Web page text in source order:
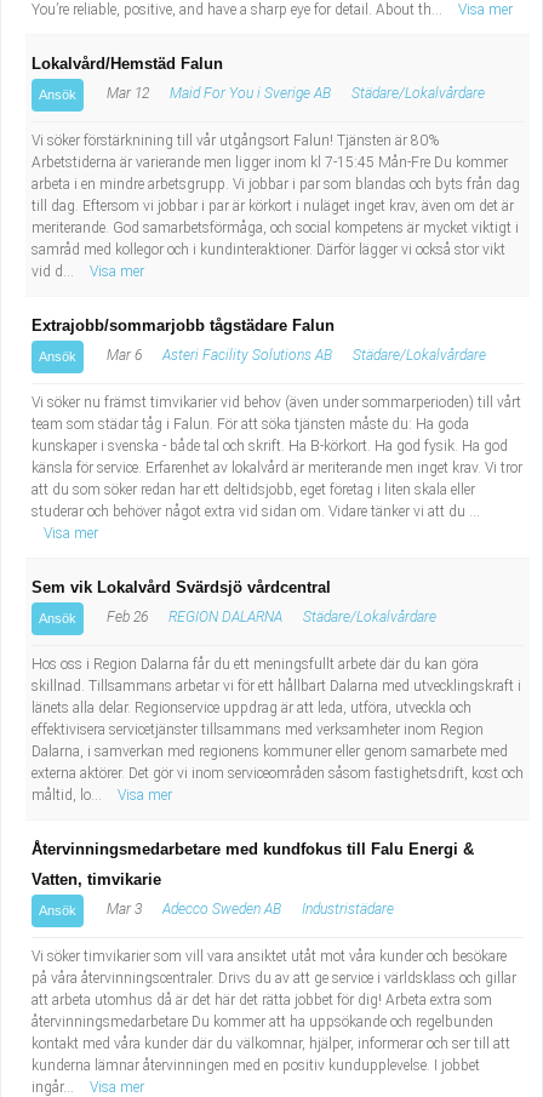
You’re reliable, positive, and have a sharp eye for detail. About th...
Visa mer
Lokalvård/Hemstäd Falun
Ansök Mar 12 Maid For You i Sverige AB Städare/Lokalvårdare
Vi söker förstärknining till vår utgångsort Falun! Tjänsten är 80%
Arbetstiderna är varierande men ligger inom kl 7-15:45 Mån-Fre Du kommer
arbeta i en mindre arbetsgrupp. Vi jobbar i par som blandas och byts från dag
till dag. Eftersom vi jobbar i par är körkort i nuläget inget krav, även om det är
meriterande. God samarbetsförmåga, och social kompetens är mycket viktigt i
samråd med kollegor och i kundinteraktioner. Därför lägger vi också stor vikt
vid d...
Visa mer
Extrajobb/sommarjobb tågstädare Falun
Ansök Mar 6 Asteri Facility Solutions AB Städare/Lokalvårdare
Vi söker nu främst timvikarier vid behov (även under sommarperioden) till vårt
team som städar tåg i Falun. För att söka tjänsten måste du: Ha goda
kunskaper i svenska - både tal och skrift. Ha B-körkort. Ha god fysik. Ha god
känsla för service. Erfarenhet av lokalvård är meriterande men inget krav. Vi tror
att du som söker redan har ett deltidsjobb, eget företag i liten skala eller
studerar och behöver något extra vid sidan om. Vidare tänker vi att du ...
Visa mer
Sem vik Lokalvård Svärdsjö vårdcentral
Ansök Feb 26 REGION DALARNA Städare/Lokalvårdare
Hos oss i Region Dalarna får du ett meningsfullt arbete där du kan göra
skillnad. Tillsammans arbetar vi för ett hållbart Dalarna med utvecklingskraft i
länets alla delar. Regionservice uppdrag är att leda, utföra, utveckla och
effektivisera servicetjänster tillsammans med verksamheter inom Region
Dalarna, i samverkan med regionens kommuner eller genom samarbete med
externa aktörer. Det gör vi inom serviceområden såsom fastighetsdrift, kost och
måltid, lo...
Visa mer
Återvinningsmedarbetare med kundfokus till Falu Energi &
Vatten, timvikarie
Ansök Mar 3 Adecco Sweden AB Industristädare
Vi söker timvikarier som vill vara ansiktet utåt mot våra kunder och besökare
på våra återvinningscentraler. Drivs du av att ge service i världsklass och gillar
att arbeta utomhus då är det här det rätta jobbet för dig! Arbeta extra som
återvinningsmedarbetare Du kommer att ha uppsökande och regelbunden
kontakt med våra kunder där du välkomnar, hjälper, informerar och ser till att
kunderna lämnar återvinningen med en positiv kundupplevelse. I jobbet
ingår...
Visa mer